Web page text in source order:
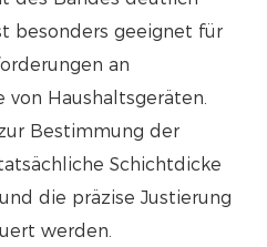
besonders geeignet für
an
von Haushaltsgeräten.
Bestimmung der
Schichtdicke
die präzise Justierung
werden.